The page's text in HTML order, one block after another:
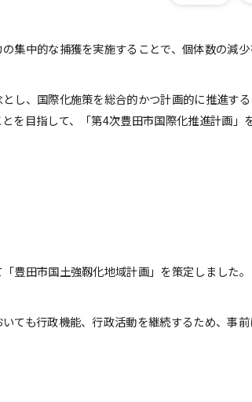
中的な捕獲を実施することで、個体数の減少
し、国際化施策を総合的かつ計画的に推進す
目指して、「第4次豊田市国際化推進計画」
豊田市国土強靱化地域計画」を策定しました。
ても行政機能、行政活動を継続するため、事